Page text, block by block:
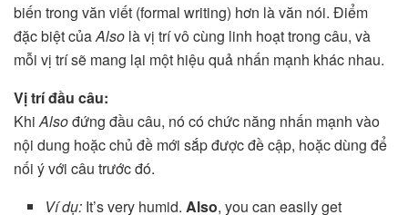
biến trong văn viết (formal writing) hơn là văn nói. Điểm
đặc biệt củaAlso là vị trí vô cùng linh hoạt trong câu, và
mỗi vị trí sẽ mang lại một hiệu quả nhấn mạnh khác nhau.
Vị trí đầu câu:
KhiAlsođứng đầu câu, nó có chức năng nhấn mạnh vào
nội dung hoặc chủ đề mới sắp được đề cập, hoặc dùng để
nối ý với câu trước đó.
Ví dụ: It’s very humid.Also, you can easily get